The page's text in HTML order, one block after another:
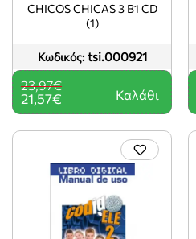
Κωδικός: tsi.000921
CHICOS CHICAS 3 B1 CD
(1)
21,57€
23,97€
Καλάθι